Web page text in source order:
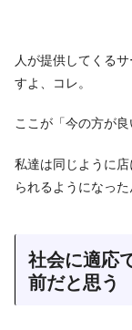
人が提供してくる
すよ、コレ。
ここが「今の方が良
私達は同じように
られるようになった
社会に適応
前だと思う